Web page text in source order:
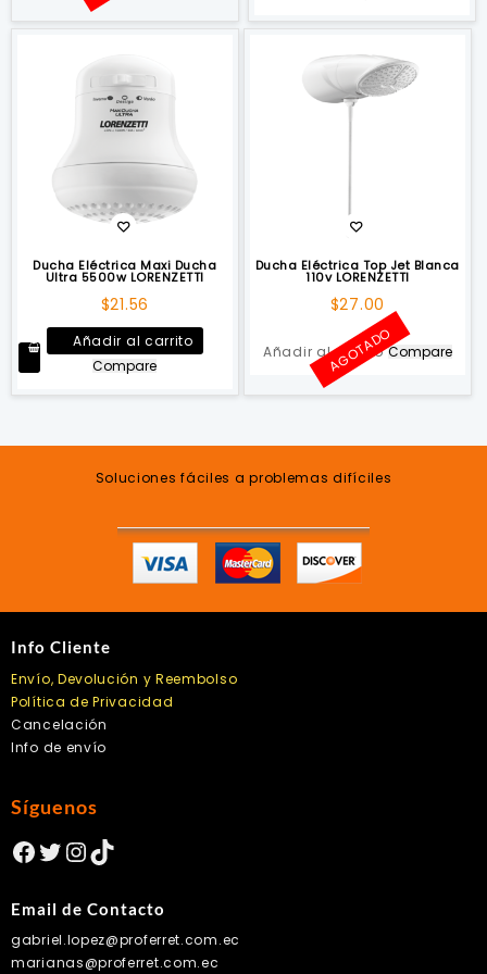
múltiples
elegir
la
de
producto
Ducha Eléctrica Maxi Ducha
Ultra 5500w LORENZETTI
$21.56
Añadir al carrito
Compare
Ducha Eléctrica Top Jet Blanca
110v LORENZETTI
$27.00
Añadir al carrito
AGOTADOCompare
Soluciones fáciles a problemas difíciles
Info Cliente
Envío, Devolución y Reembolso
Política de Privacidad
Cancelación
Info de envío
Síguenos
Facebook
Twitter
Instagram
TikTok
Email de Contacto
gabriel.lopez@proferret.com.ec
marianas@proferret.com.ec